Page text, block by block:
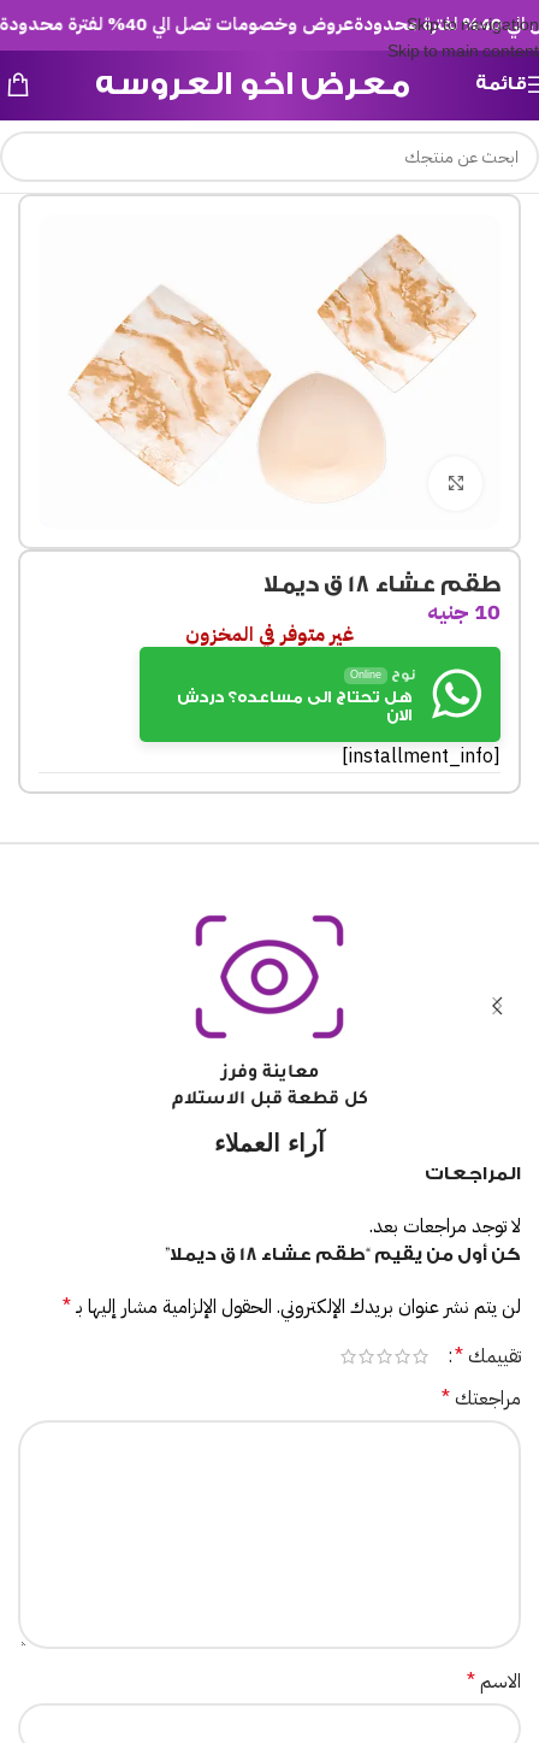
Skip to navigation
Skip to main content
عروض وخصومات تصل الي 40% لفترة محدودة
قائمة معرض اخو العروسه
Click to enlarge
طقم عشاء 18 ق ديملا
10 جنيه
غير متوفر في المخزون
نوح Online
هل تحتاج الى مساعده؟ دردش
الان
[installment_info]
معاينة وفرز
كل قطعة قبل الاستلام
آراء العملاء
المراجعات
لا توجد مراجعات بعد.
كن أول من يقيم “طقم عشاء 18 ق ديملا”
لن يتم نشر عنوان بريدك الإلكتروني. الحقول الإلزامية مشار إليها بـ*
تقييمك*
مراجعتك*
الاسم*